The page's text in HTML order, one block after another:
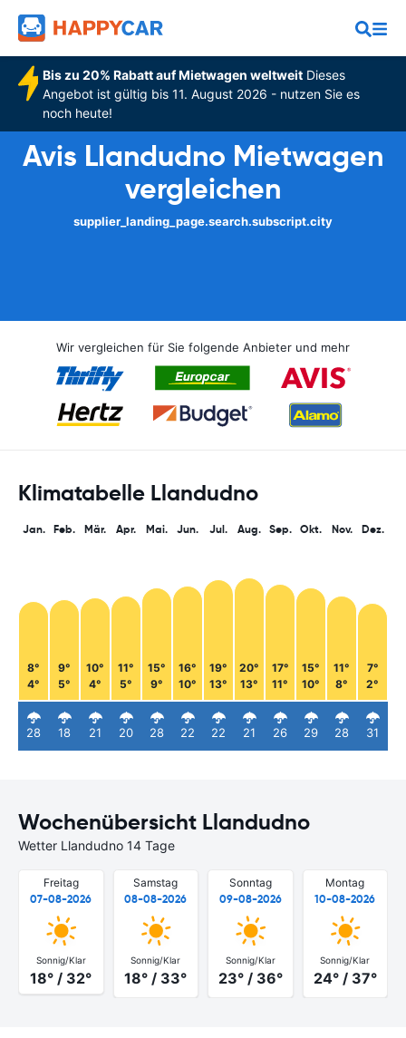
Bis zu 20% Rabatt auf Mietwagen weltweitDieses
Angebot ist gültig bis 11. August 2026 - nutzen Sie es
noch heute!
Avis Llandudno Mietwagen
vergleichen
supplier_landing_page.search.subscript.city
Wir vergleichen für Sie folgende Anbieter und mehr
Klimatabelle Llandudno
Jan.
8°
4°
28
Feb.
9°
5°
18
Mär.
10°
4°
21
Apr.
11°
5°
20
Mai.
15°
9°
28
Jun.
16°
10°
22
Jul.
19°
13°
22
Aug.
20°
13°
21
Sep.
17°
11°
26
Okt.
15°
10°
29
Nov.
11°
8°
28
Dez.
7°
2°
31
Wochenübersicht Llandudno
Wetter Llandudno 14 Tage
Freitag
07-08-2026
Sonnig/Klar
18° / 32°
Samstag
08-08-2026
Sonnig/Klar
18° / 33°
Sonntag
09-08-2026
Sonnig/Klar
23° / 36°
Montag
10-08-2026
Sonnig/Klar
24° / 37°